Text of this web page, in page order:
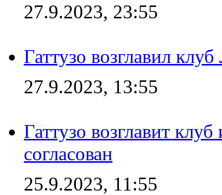
27.9.2023, 23:55
Гаттузо возглавил
27.9.2023, 13:55
Гаттузо возглавит
согласован
25.9.2023, 11:55